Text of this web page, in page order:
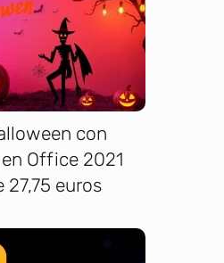
con
Office 2021
27,75 euros